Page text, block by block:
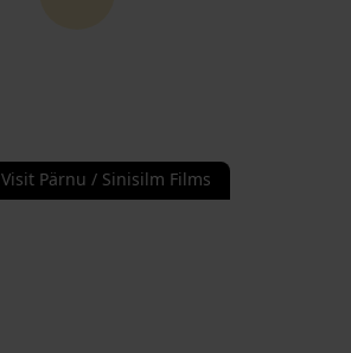
Visit Pärnu / Sinisilm Films